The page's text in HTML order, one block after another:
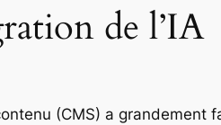
de l’IA
(CMS) a